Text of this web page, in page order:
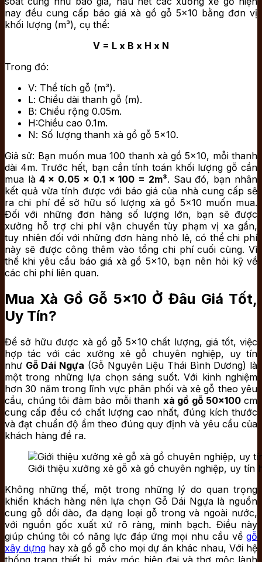
nay đều cung cấp báo giá xà gồ gỗ 5×10 bằng đơn vị
khối lượng (m³), cụ thể:
V = L x B x H x N
Trong đó:
V: Thể tích gỗ (m³).
L: Chiều dài thanh gỗ (m).
B: Chiều rộng 0.05m.
H:Chiều cao 0.1m.
N: Số lượng thanh xà gồ gỗ 5×10.
Giả sử: Bạn muốn mua 100 thanh xà gồ 5×10, mỗi thanh
dài 4m. Trước hết, bạn cần tính toán khối lượng gỗ cần
mua là4 x 0.05 x 0.1 x 100 = 2m³. Sau đó, bạn nhân
kết quả vừa tính được với báo giá của nhà cung cấp sẽ
ra chi phí để sở hữu số lượng xà gồ 5×10 muốn mua.
Đối với những đơn hàng số lượng lớn, bạn sẽ được
xưởng hỗ trợ chi phí vận chuyển tùy phạm vị xa gần,
tuy nhiên đối với những đơn hàng nhỏ lẻ, có thể chi phí
này sẽ được công thêm vào tổng chi phí cuối cùng. Vì
thế khi yêu cầu báo giá xà gồ 5×10, bạn nên hỏi kỹ về
các chi phí liên quan.
Mua Xà Gồ Gỗ 5×10 Ở Đâu Giá Tốt,
Uy Tín?
Để sở hữu được xà gồ gỗ 5×10 chất lượng, giá tốt, việc
hợp tác với các xưởng xẻ gỗ chuyên nghiệp, uy tín
như Gỗ Dái Ngựa (Gỗ Nguyên Liệu Thái Bình Dương) là
một trong những lựa chọn sáng suốt. Với kinh nghiệm
hơn 30 năm trong lĩnh vực phân phối và xẻ gỗ theo yêu
cầu, chúng tôi đảm bảo mỗi thanh xà gồ gỗ 50×100cm
cung cấp đều có chất lượng cao nhất, đúng kích thước
và đạt chuẩn độ ẩm theo đúng quy định và yêu cầu của
khách hàng đề ra.
Giới thiệu xưởng xẻ gỗ xà gồ chuyên nghiệp, uy tín
Không những thế, một trong những lý do quan trọng
khiến khách hàng nên lựa chọn Gỗ Dái Ngựa là nguồn
cung gỗ dồi dào, đa dạng loại gỗ trong và ngoài nước,
với nguồn gốc xuất xứ rõ ràng, minh bạch. Điều này
giúp chúng tôi có năng lực đáp ứng mọi nhu cầu về gỗ
xây dựng hay xà gồ gỗ cho mọi dự án khác nhau, Với hệ
thống trang thiết bị, máy móc hiện đại và thợ mộc lành